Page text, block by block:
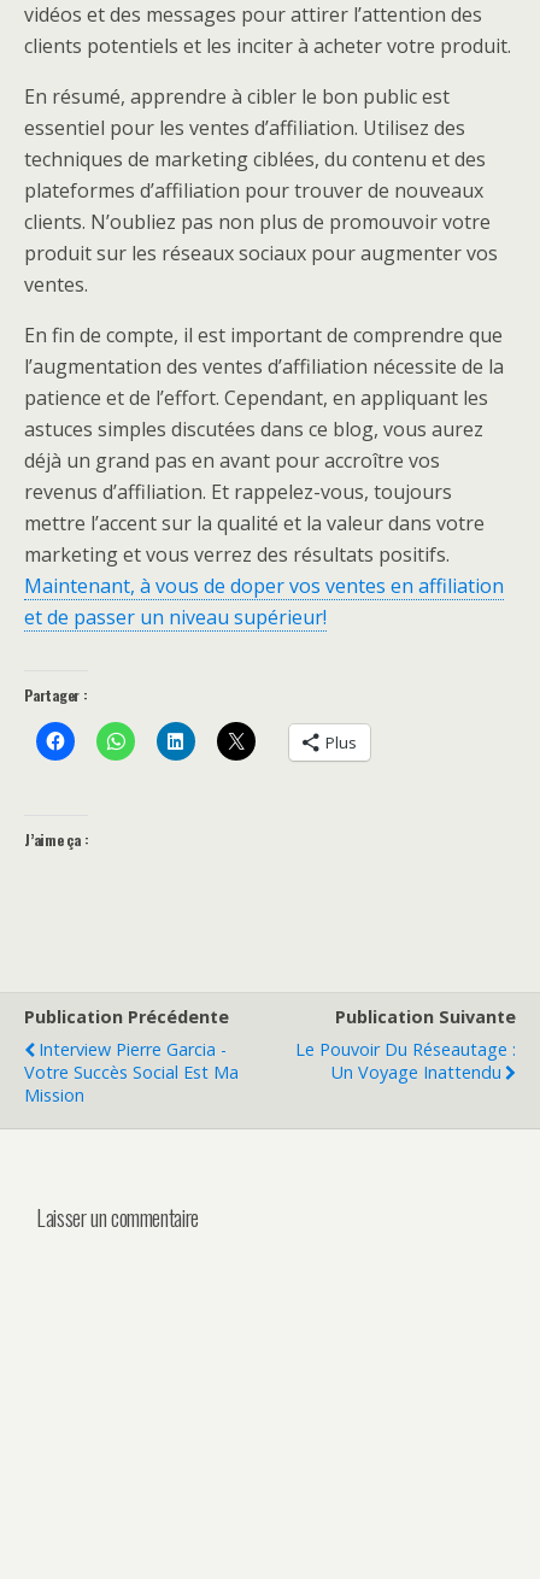
vidéos et des messages pour attirer l’attention des
clients potentiels et les inciter à acheter votre produit.
En résumé, apprendre à cibler le bon public est
essentiel pour les ventes d’affiliation. Utilisez des
techniques de marketing ciblées, du contenu et des
plateformes d’affiliation pour trouver de nouveaux
clients. N’oubliez pas non plus de promouvoir votre
produit sur les réseaux sociaux pour augmenter vos
ventes.
En fin de compte, il est important de comprendre que
l’augmentation des ventes d’affiliation nécessite de la
patience et de l’effort. Cependant, en appliquant les
astuces simples discutées dans ce blog, vous aurez
déjà un grand pas en avant pour accroître vos
revenus d’affiliation. Et rappelez-vous, toujours
mettre l’accent sur la qualité et la valeur dans votre
marketing et vous verrez des résultats positifs.
Maintenant, à vous de doper vos ventes en affiliation
et de passer un niveau supérieur!
Partager :
Plus
J’aime ça :
Publication Précédente
Interview Pierre Garcia -
Votre Succès Social Est Ma
Mission
Publication Suivante
Le Pouvoir Du Réseautage :
Un Voyage Inattendu
Laisser un commentaire